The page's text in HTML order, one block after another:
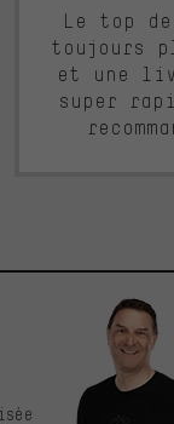
Le top
toujours
et une
super